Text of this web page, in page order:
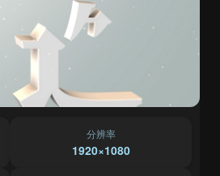
分辨率
1920×1080